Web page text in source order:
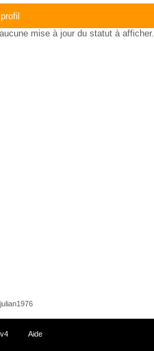
aucune mise à jour du statut à afficher.
Aide